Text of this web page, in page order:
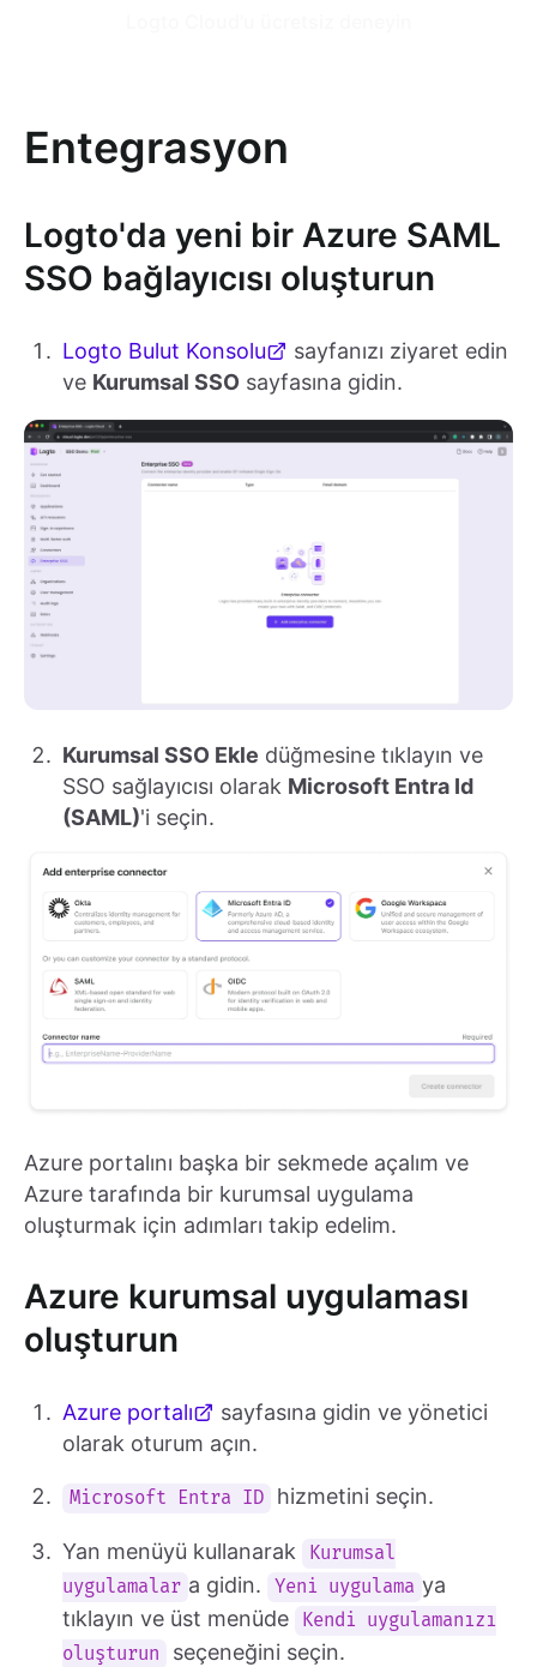
Entegrasyon
Logto'da yeni bir Azure SAML
SSO bağlayıcısı oluşturun
Logto Bulut Konsolu
sayfanızı ziyaret edin
ve Kurumsal SSO sayfasına gidin.
Kurumsal SSO Ekle düğmesine tıklayın ve
SSO sağlayıcısı olarak Microsoft Entra Id
(SAML)'i seçin.
Azure portalını başka bir sekmede açalım ve
Azure tarafında bir kurumsal uygulama
oluşturmak için adımları takip edelim.
Azure kurumsal uygulaması
oluşturun
Azure portalı
sayfasına gidin ve yönetici
olarak oturum açın.
Microsoft Entra ID hizmetini seçin.
Yan menüyü kullanarak
Kurumsal
uygulamalar a gidin. Yeni uygulama ya
tıklayın ve üst menüde
Kendi uygulamanızı
oluşturun
seçeneğini seçin.